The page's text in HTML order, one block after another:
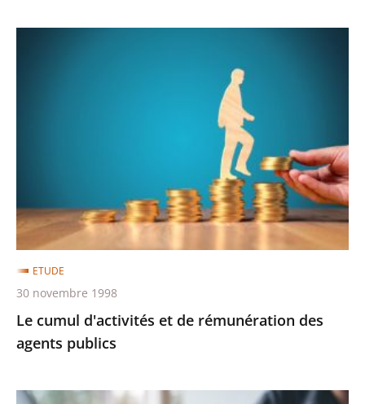
publics
Le cumul d'activités et de rémunération des
agents publics
ETUDE
30 novembre 1998